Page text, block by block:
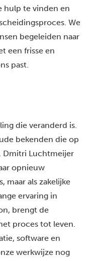
hulp te vinden en
We
begeleiden naar
een frisse en
past.
die veranderd is.
bekenden die op
Dmitri Luchtmeijer
opnieuw
maar als zakelijke
ervaring in
brengt de
proces tot leven.
software en
werkwijze nog